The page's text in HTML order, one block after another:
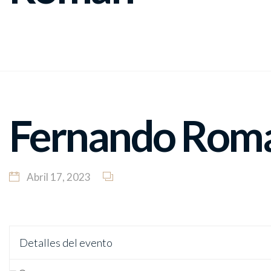
Fernando
Abril 17, 2023
Detalles del evento